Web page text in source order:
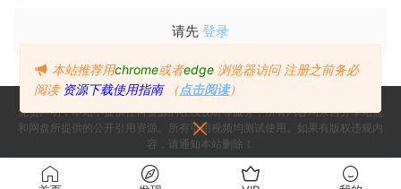
请先 登录
免责声明：本站不提供任何资源的在线视听等服务，所有内容均来自分享站点
和网盘所提供的公开引用资源。所有引用视频均测试使用。如果有版权违规内
容，请通知本站删除！
Copyright © 2024 Since 2024, Build with ♥ 萌番 - All rights reserved
本站推荐用chrome或者edge 浏览器访问 注册之前务必
阅读 资源下载使用指南 （点击阅读）